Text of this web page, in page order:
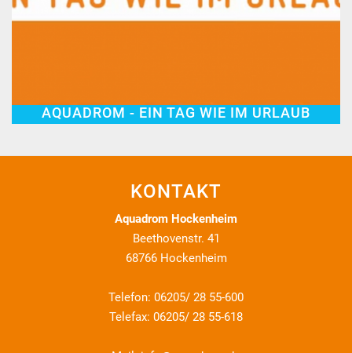
AQUADROM - EIN TAG WIE IM URLAUB
KONTAKT
Aquadrom Hockenheim
Beethovenstr. 41
68766 Hockenheim
Telefon: 06205/ 28 55-600
Telefax: 06205/ 28 55-618